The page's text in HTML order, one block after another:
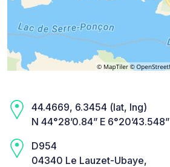
44.4669, 6.3454 (lat, lng)
N 44°28’0.84” E 6°20’43.548”
D954
04340 Le Lauzet-Ubaye,